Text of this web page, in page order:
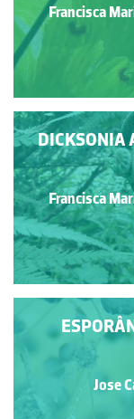
Francisca
DICKSONIA
Francisca
Jose